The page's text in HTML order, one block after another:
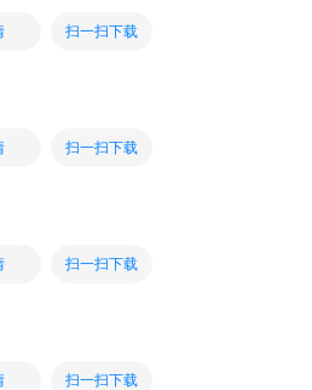
扫一扫下载
扫一扫下载
扫一扫下载
扫一扫下载